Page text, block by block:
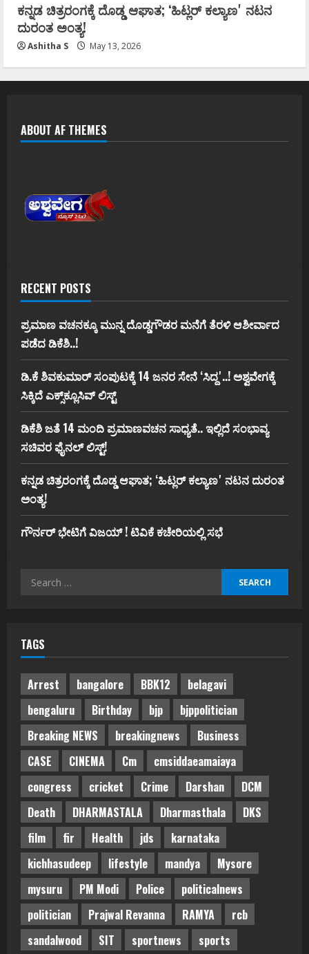
ಕನ್ನಡ ಚಿತ್ರರಂಗಕ್ಕೆ ದೊಡ್ಡ ಆಘಾತ; ʻಹಿಟ್ಲರ್ ಕಲ್ಯಾಣʼ ನಟನ
ದುರಂತ ಅಂತ್ಯ!
Ashitha S May 13, 2026
ABOUT AF THEMES
RECENT POSTS
ಪ್ರಮಾಣ ವಚನಕ್ಕೂ ಮುನ್ನ ದೊಡ್ಡಗೌಡರ ಮನೆಗೆ ತೆರಳಿ ಆಶೀರ್ವಾದ
ಪಡೆದ ಡಿಕೆಶಿ..!
ಡಿ.ಕೆ ಶಿವಕುಮಾರ್‌ ಸಂಪುಟಕ್ಕೆ 14 ಜನರ ಸೇನೆ ʻಸಿದ್ದʼ..! ಅಶ್ವವೇಗಕ್ಕೆ
ಸಿಕ್ಕಿದೆ ಎಕ್ಸ್‌ಕ್ಲೂಸಿವ್‌ ಲಿಸ್ಟ್‌
ಡಿಕೆಶಿ ಜತೆ 14 ಮಂದಿ ಪ್ರಮಾಣವಚನ ಸಾಧ್ಯತೆ.. ಇಲ್ಲಿದೆ ಸಂಭಾವ್ಯ
ಸಚಿವರ ಫೈನಲ್ ಲಿಸ್ಟ್‌!
ಕನ್ನಡ ಚಿತ್ರರಂಗಕ್ಕೆ ದೊಡ್ಡ ಆಘಾತ; ʻಹಿಟ್ಲರ್ ಕಲ್ಯಾಣʼ ನಟನ ದುರಂತ
ಅಂತ್ಯ!
ಗೌರ್ನರ್‌ ಭೇಟಿಗೆ ವಿಜಯ್‌ ! ಟಿವಿಕೆ ಕಚೇರಿಯಲ್ಲಿ ಸಭೆ
Search
TAGS
Arrest bangalore BBK12
belagavi
bengaluru
Birthday bjp
bjppolitician
Breaking NEWS
breakingnews
Business
CASE
CINEMA Cm
cmsiddaeamaiaya
congress
cricket Crime Darshan
DCM
Death
DHARMASTALA Dharmasthala
DKS
film
fir Health jds
karnataka
kichhasudeep
lifestyle mandya
Mysore
mysuru
PM Modi Police
politicalnews
politician
Prajwal Revanna RAMYA
rcb
sandalwood
SIT sportnews sports